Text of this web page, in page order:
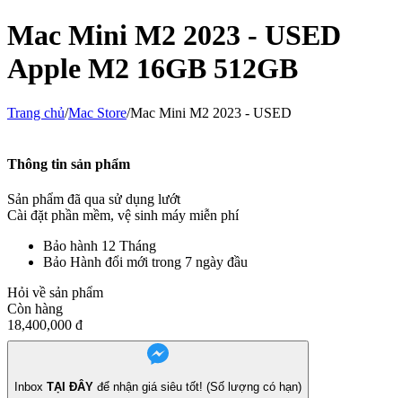
Mac Mini M2 2023 - USED
Apple M2 16GB 512GB
Trang chủ/Mac Store/Mac Mini M2 2023 - USED
Thông tin sản phẩm
Sản phẩm đã qua sử dụng lướt
Cài đặt phần mềm, vệ sinh máy miễn phí
Bảo hành 12 Tháng
Bảo Hành đổi mới trong 7 ngày đầu
Hỏi về sản phẩm
Còn hàng
18,400,000 đ
Inbox TẠI ĐÂY để nhận giá siêu tốt! (Số lượng có hạn)